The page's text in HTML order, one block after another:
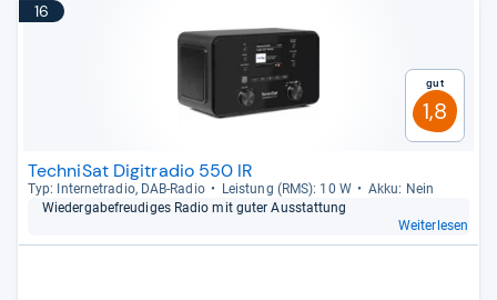
16
Gut
1,8
TechniSat Digitradio 550 IR
Typ: Inter­ne­tra­dio, DAB-​Radio Leis­tung (RMS): 10 W
Akku: Nein
Wie­der­ga­be­freu­di­ges Radio mit guter Aus­stat­tung
Weiterlesen